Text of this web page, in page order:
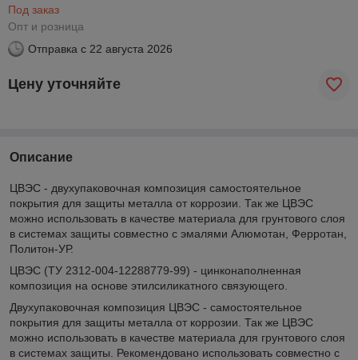
Под заказ
Опт и розница
Отправка с 22 августа 2026
Цену уточняйте
Описание
ЦВЭС - двухупаковочная композиция самостоятельное
покрытия для защиты металла от коррозии. Так же ЦВЭС
можно использовать в качестве материала для грунтового слоя
в системах защиты совместно с эмалями Алюмотан, Ферротан,
Политон-УР.
ЦВЭС (ТУ 2312-004-12288779-99) - цинконаполненная
композиция на основе этилсиликатного связующего.
Двухупаковочная композиция ЦВЭС - самостоятельное
покрытия для защиты металла от коррозии. Так же ЦВЭС
можно использовать в качестве материала для грунтового слоя
в системах защиты. Рекомендовано использовать совместно с